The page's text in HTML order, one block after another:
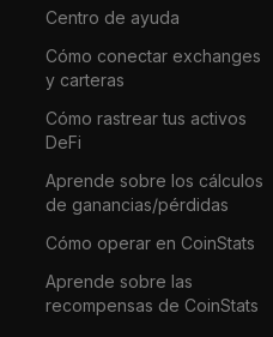
Centro de ayuda
Cómo conectar exchanges
y carteras
Cómo rastrear tus activos
DeFi
Aprende sobre los cálculos
de ganancias/pérdidas
Cómo operar en CoinStats
Aprende sobre las
recompensas de CoinStats